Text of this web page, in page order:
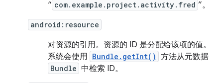
“ com.example.project.activity.fred ”。
android:resource
对资源的引用。资源的 ID 是分配给该项的值。
系统会使用 Bundle.getInt() 方法从元数据
Bundle 中检索 ID。